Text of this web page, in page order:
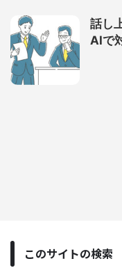
話し
AIで
このサイトの検索